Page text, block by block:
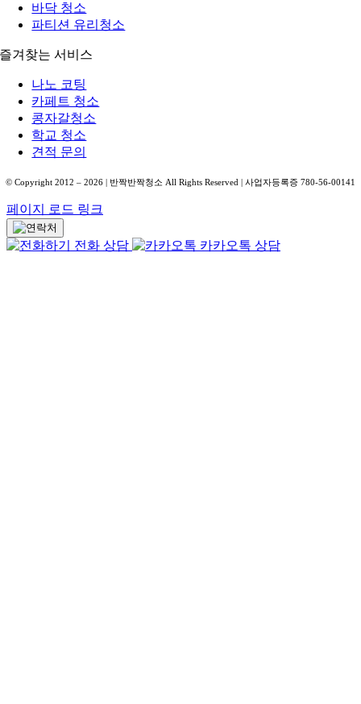
바닥 청소
파티션 유리청소
즐겨찾는 서비스
나노 코팅
카페트 청소
콩자갈청소
학교 청소
견적 문의
© Copyright 2012 – 2026 | 반짝반짝청소 All Rights Reserved | 사업자등록증 780-56-00141
페이지 로드 링크
전화 상담
카카오톡 상담